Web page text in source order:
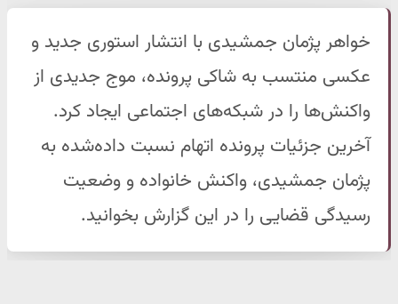
خواهر پژمان جمشیدی با انتشار استوری جدید و
عکسی منتسب به شاکی پرونده، موج جدیدی از
واکنش‌ها را در شبکه‌های اجتماعی ایجاد کرد.
آخرین جزئیات پرونده اتهام نسبت داده‌شده به
پژمان جمشیدی، واکنش خانواده و وضعیت
رسیدگی قضایی را در این گزارش بخوانید.